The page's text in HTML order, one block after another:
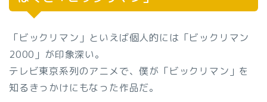
「ビックリマン」といえば個人的には「ビックリマン
2000」が印象深い。
テレビ東京系列のアニメで、僕が「ビックリマン」を
知るきっかけにもなった作品だ。